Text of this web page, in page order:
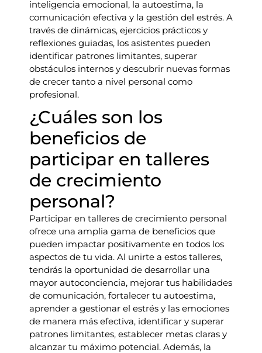
inteligencia emocional, la autoestima, la
comunicación efectiva y la gestión del estrés. A
través de dinámicas, ejercicios prácticos y
reflexiones guiadas, los asistentes pueden
identificar patrones limitantes, superar
obstáculos internos y descubrir nuevas formas
de crecer tanto a nivel personal como
profesional.
¿Cuáles son los
beneficios de
participar en talleres
de crecimiento
personal?
Participar en talleres de crecimiento personal
ofrece una amplia gama de beneficios que
pueden impactar positivamente en todos los
aspectos de tu vida. Al unirte a estos talleres,
tendrás la oportunidad de desarrollar una
mayor autoconciencia, mejorar tus habilidades
de comunicación, fortalecer tu autoestima,
aprender a gestionar el estrés y las emociones
de manera más efectiva, identificar y superar
patrones limitantes, establecer metas claras y
alcanzar tu máximo potencial. Además, la